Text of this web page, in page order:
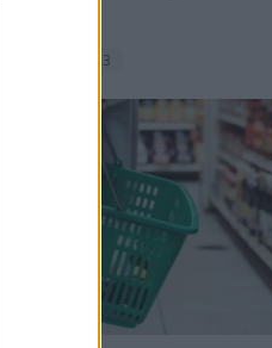
2023